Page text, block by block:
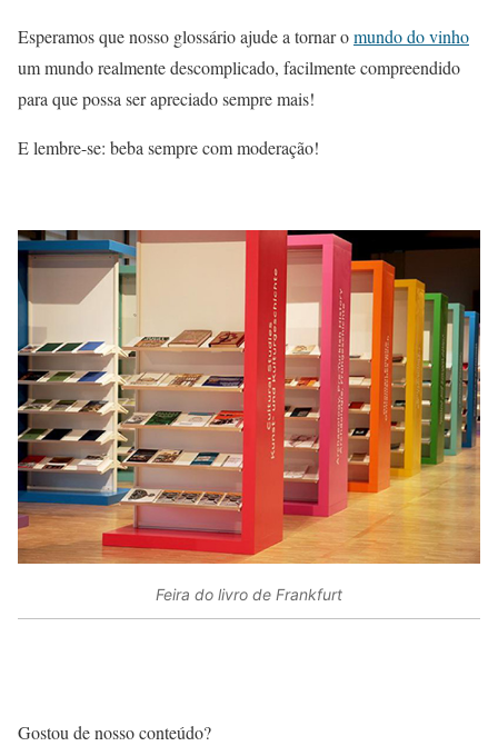
Esperamos que nosso glossário ajude a tornar omundo do vinho
um mundo realmente descomplicado, facilmente compreendido
para que possa ser apreciado sempre mais!
E lembre-se: beba sempre com moderação!
Feira do livro de Frankfurt
Gostou de nosso conteúdo?